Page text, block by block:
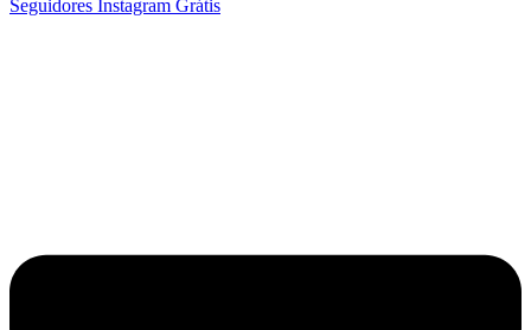
Seguidores Instagram Grátis